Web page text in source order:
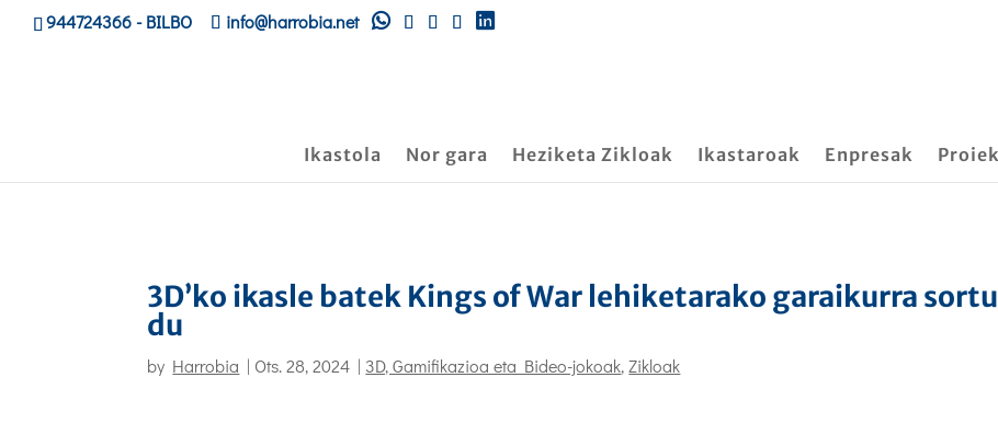
944724366- BILBO info@harrobia.net
Ikastola Nor gara Heziketa Zikloak Ikastaroak Enpresak
3D’ko ikasle batek Kings of War lehiketarako garaikurra sortu
du
by Harrobia | Ots. 28, 2024 | 3D, Gamifikazioa eta Bideo-jokoak,Zikloak